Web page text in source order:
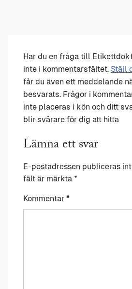
Har du en fråga till
inte i kommentarsfältet. Ställ
får du även ett meddelande
besvarats. Frågor i
inte placeras i kön och ditt
blir svårare för dig att hitta
Lämna ett svar
E-postadressen publiceras
fält är märkta *
Kommentar *